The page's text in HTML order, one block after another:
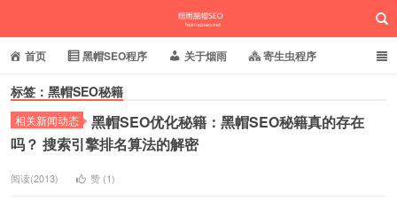
烟雨黑帽SEO
首页 黑帽SEO程序 关于烟雨 寄生虫程序
泛目录程序 蜘蛛池站群
批量养站程序 百度搜狗推送 网站域名快照
标签：黑帽SEO秘籍
相关新闻动态
黑帽SEO优化秘籍：黑帽SEO秘籍真的存在
吗？ 搜索引擎排名算法的解密
阅读(2013) 赞 (1)